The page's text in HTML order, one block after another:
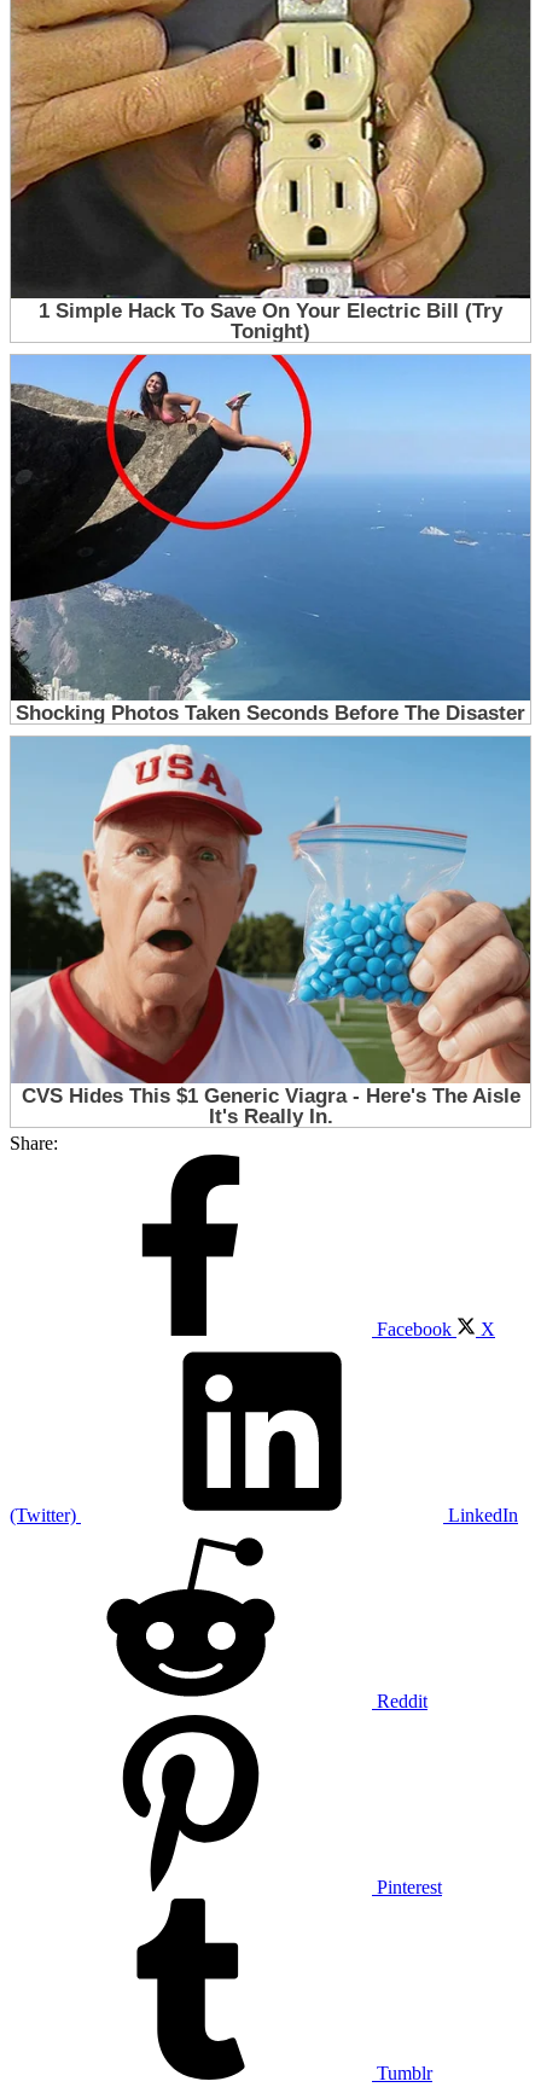
Share:
Facebook X
(Twitter) LinkedIn
Reddit
Pinterest
Tumblr